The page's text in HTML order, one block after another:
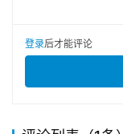
登录后才能评论